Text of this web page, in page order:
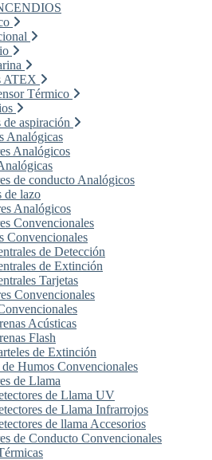
ATEX
Térmico
de aspiración
Analógicas
Analógicos
de conducto Analógicos
de lazo
Analógicos
Convencionales
Convencionales
de Detección
de Extinción
Tarjetas
Convencionales
Acústicas
Flash
de Extinción
de Humos Convencionales
de Llama
de Llama UV
de Llama Infrarrojos
de llama Accesorios
de Conducto Convencionales